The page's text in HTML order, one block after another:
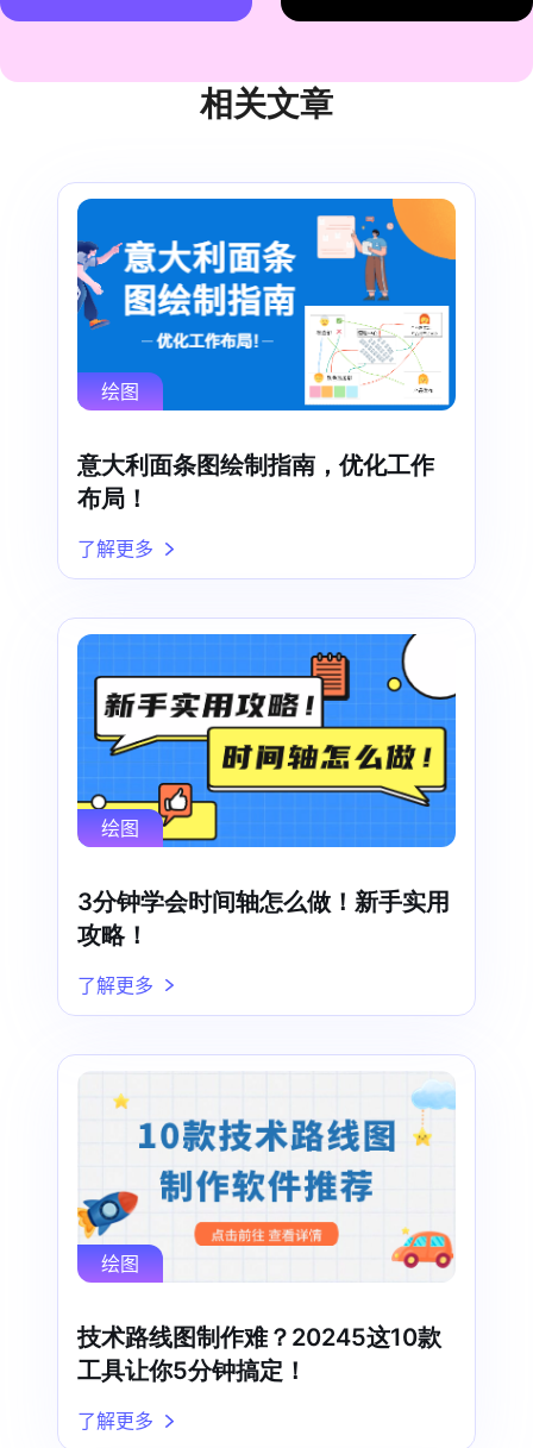
相关文章
绘图
意大利面条图绘制指南，优化工作
布局！
了解更多
绘图
3分钟学会时间轴怎么做！新手实用
攻略！
了解更多
绘图
技术路线图制作难？20245这10款
工具让你5分钟搞定！
了解更多